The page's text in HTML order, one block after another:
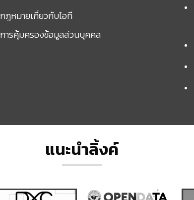
กฎหมายเกี่ยวกับไอที
การคุ้มครองข้อมูลส่วนบุคคล
แนะนำลิ้งค์